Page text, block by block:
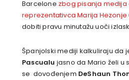
Barcelone zbog pisanja
reprezentativca Marija Hezonje
dobiti pravu minutažu uoči
Španjolski mediji kalkuliraju da
Pascualu jasno da Mario želi u
se dovođenjem DeShaun